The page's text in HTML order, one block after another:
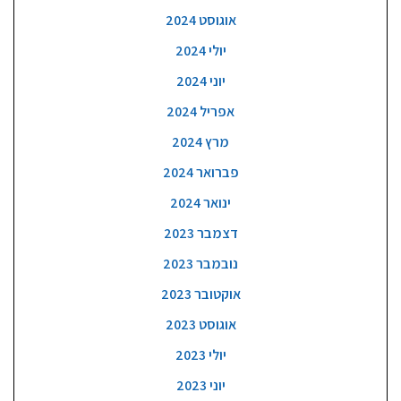
אוגוסט 2024
יולי 2024
יוני 2024
אפריל 2024
מרץ 2024
פברואר 2024
ינואר 2024
דצמבר 2023
נובמבר 2023
אוקטובר 2023
אוגוסט 2023
יולי 2023
יוני 2023